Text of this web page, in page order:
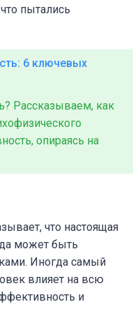
пытались
6 ключевых
Рассказываем, как
опираясь на
что настоящая
может быть
Иногда самый
влияет на всю
и